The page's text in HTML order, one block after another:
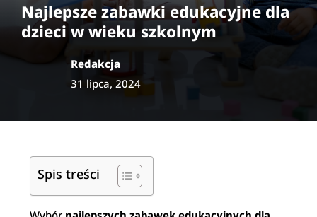
Najlepsze zabawki edukacyjne dla
dzieci w wieku szkolnym
Redakcja
31 lipca, 2024
Spis treści